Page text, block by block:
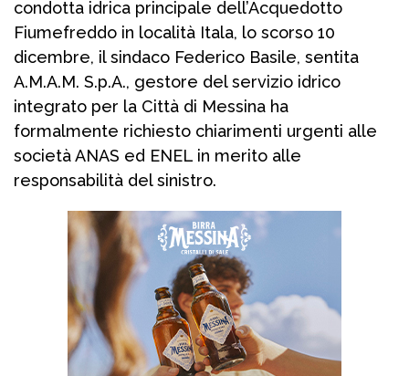
condotta idrica principale dell’Acquedotto
Fiumefreddo in località Itala, lo scorso 10
dicembre, il sindaco Federico Basile, sentita
A.M.A.M. S.p.A., gestore del servizio idrico
integrato per la Città di Messina ha
formalmente richiesto chiarimenti urgenti alle
società ANAS ed ENEL in merito alle
responsabilità del sinistro.